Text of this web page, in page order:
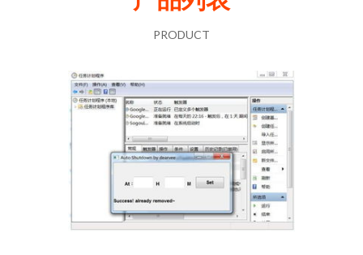
PRODUCT